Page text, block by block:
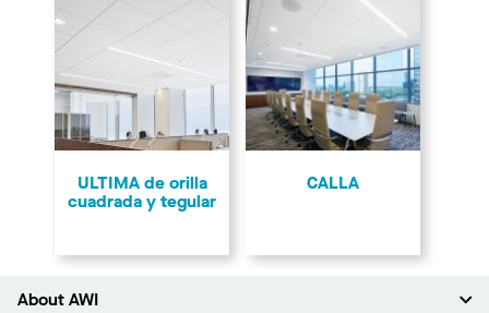
ULTIMA de orilla
cuadrada y tegular
CALLA
About AWI